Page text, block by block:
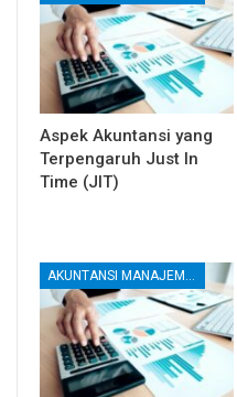
Aspek Akuntansi yang
Terpengaruh Just In
Time (JIT)
AKUNTANSI MANAJEMEN DAN BIAYA